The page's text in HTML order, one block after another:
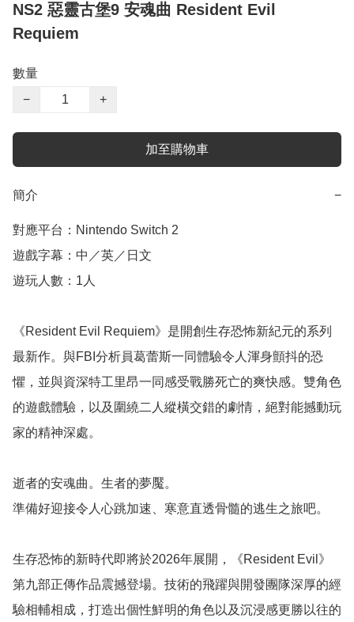
NS2 惡靈古堡9 安魂曲 Resident Evil
Requiem
數量
−
+
加至購物車
簡介 −
對應平台：Nintendo Switch 2
遊戲字幕：中／英／日文
遊玩人數：1人
《Resident Evil Requiem》是開創生存恐怖新紀元的系列
最新作。與FBI分析員葛蕾斯一同體驗令人渾身顫抖的恐
懼，並與資深特工里昂一同感受戰勝死亡的爽快感。雙角色
的遊戲體驗，以及圍繞二人縱橫交錯的劇情，絕對能撼動玩
家的精神深處。
逝者的安魂曲。生者的夢魘。
準備好迎接令人心跳加速、寒意直透骨髓的逃生之旅吧。
生存恐怖的新時代即將於2026年展開，《Resident Evil》
第九部正傳作品震撼登場。技術的飛躍與開發團隊深厚的經
驗相輔相成，打造出個性鮮明的角色以及沉浸感更勝以往的